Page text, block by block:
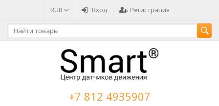
RUB Вход Регистрация
+7 812 4935907